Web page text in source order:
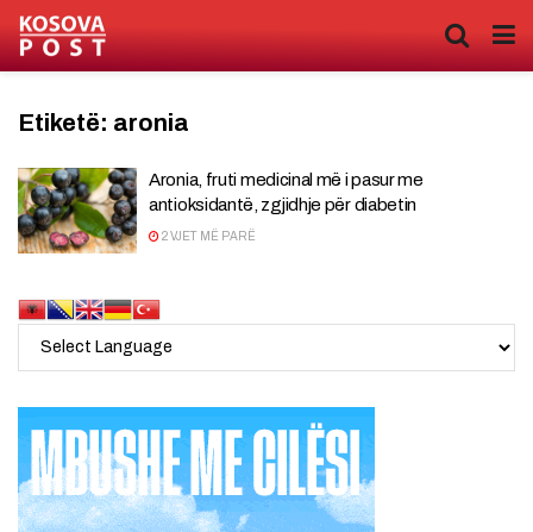
Etiketë: aronia
Aronia, fruti medicinal më i pasur me
antioksidantë, zgjidhje për diabetin
2 VJET MË PARË